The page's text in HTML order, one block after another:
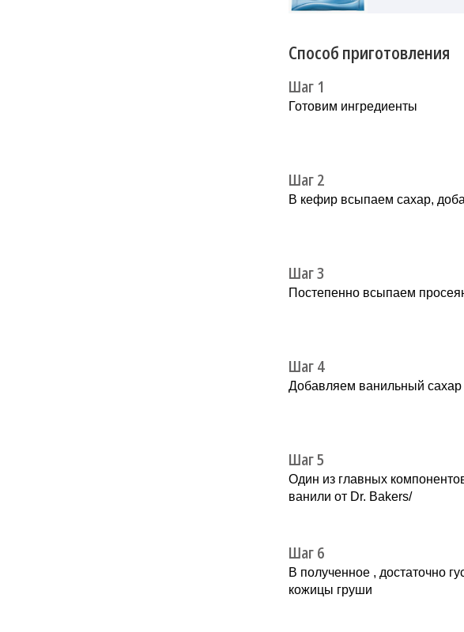
Способ приготовления
Шаг 1
Готовим ингредиенты
Шаг 2
В кефир всыпаем сахар,
Шаг 3
Постепенно всыпаем
Шаг 4
Добавляем ванильный сахар
Шаг 5
Один из главных
ванили от Dr. Bakers/
Шаг 6
В полученное , достаточно
кожицы груши